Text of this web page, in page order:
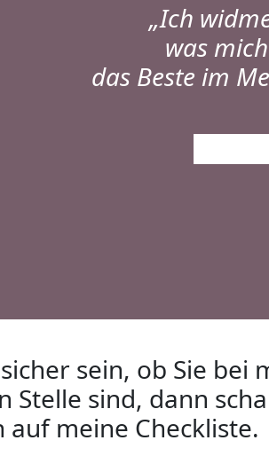
„Ich
was
das Beste im
sein, ob Sie bei
Stelle sind, dann
auf meine Checkliste.